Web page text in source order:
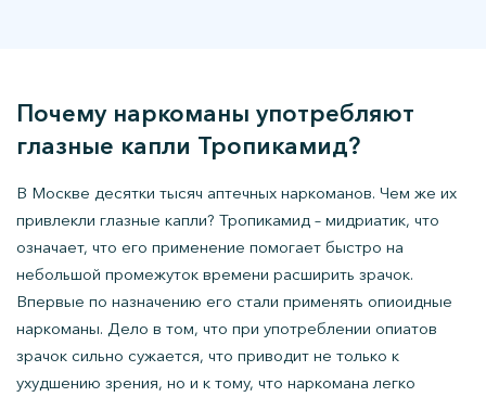
Почему наркоманы употребляют
глазные капли Тропикамид?
В Москве десятки тысяч аптечных наркоманов. Чем же их
привлекли глазные капли? Тропикамид – мидриатик, что
означает, что его применение помогает быстро на
небольшой промежуток времени расширить зрачок.
Впервые по назначению его стали применять опиоидные
наркоманы. Дело в том, что при употреблении опиатов
зрачок сильно сужается, что приводит не только к
ухудшению зрения, но и к тому, что наркомана легко